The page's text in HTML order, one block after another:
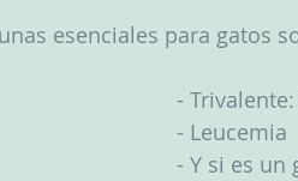
esenciales para gatos
-
- Leucemia
- Y si es un